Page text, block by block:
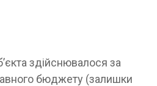
здійснювалося за
бюджету (залишки